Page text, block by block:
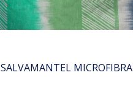
SALVAMANTEL